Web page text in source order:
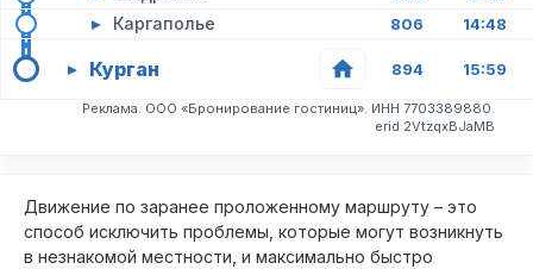
▸ Каргаполье 806 14:48
▸ Курган 894 15:59
Реклама. ООО «Бронирование гостиниц». ИНН 7703389880.
erid 2VtzqxBJaMB
Движение по заранее проложенному маршруту – это
способ исключить проблемы, которые могут возникнуть
в незнакомой местности, и максимально быстро